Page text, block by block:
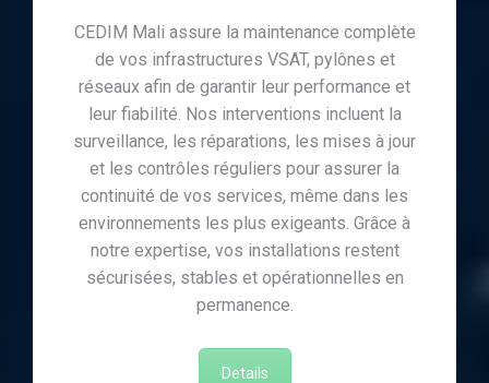
CEDIM Mali assure la maintenance complète
de vos infrastructures VSAT, pylônes et
réseaux afin de garantir leur performance et
leur fiabilité. Nos interventions incluent la
surveillance, les réparations, les mises à jour
et les contrôles réguliers pour assurer la
continuité de vos services, même dans les
environnements les plus exigeants. Grâce à
notre expertise, vos installations restent
sécurisées, stables et opérationnelles en
permanence.
Details